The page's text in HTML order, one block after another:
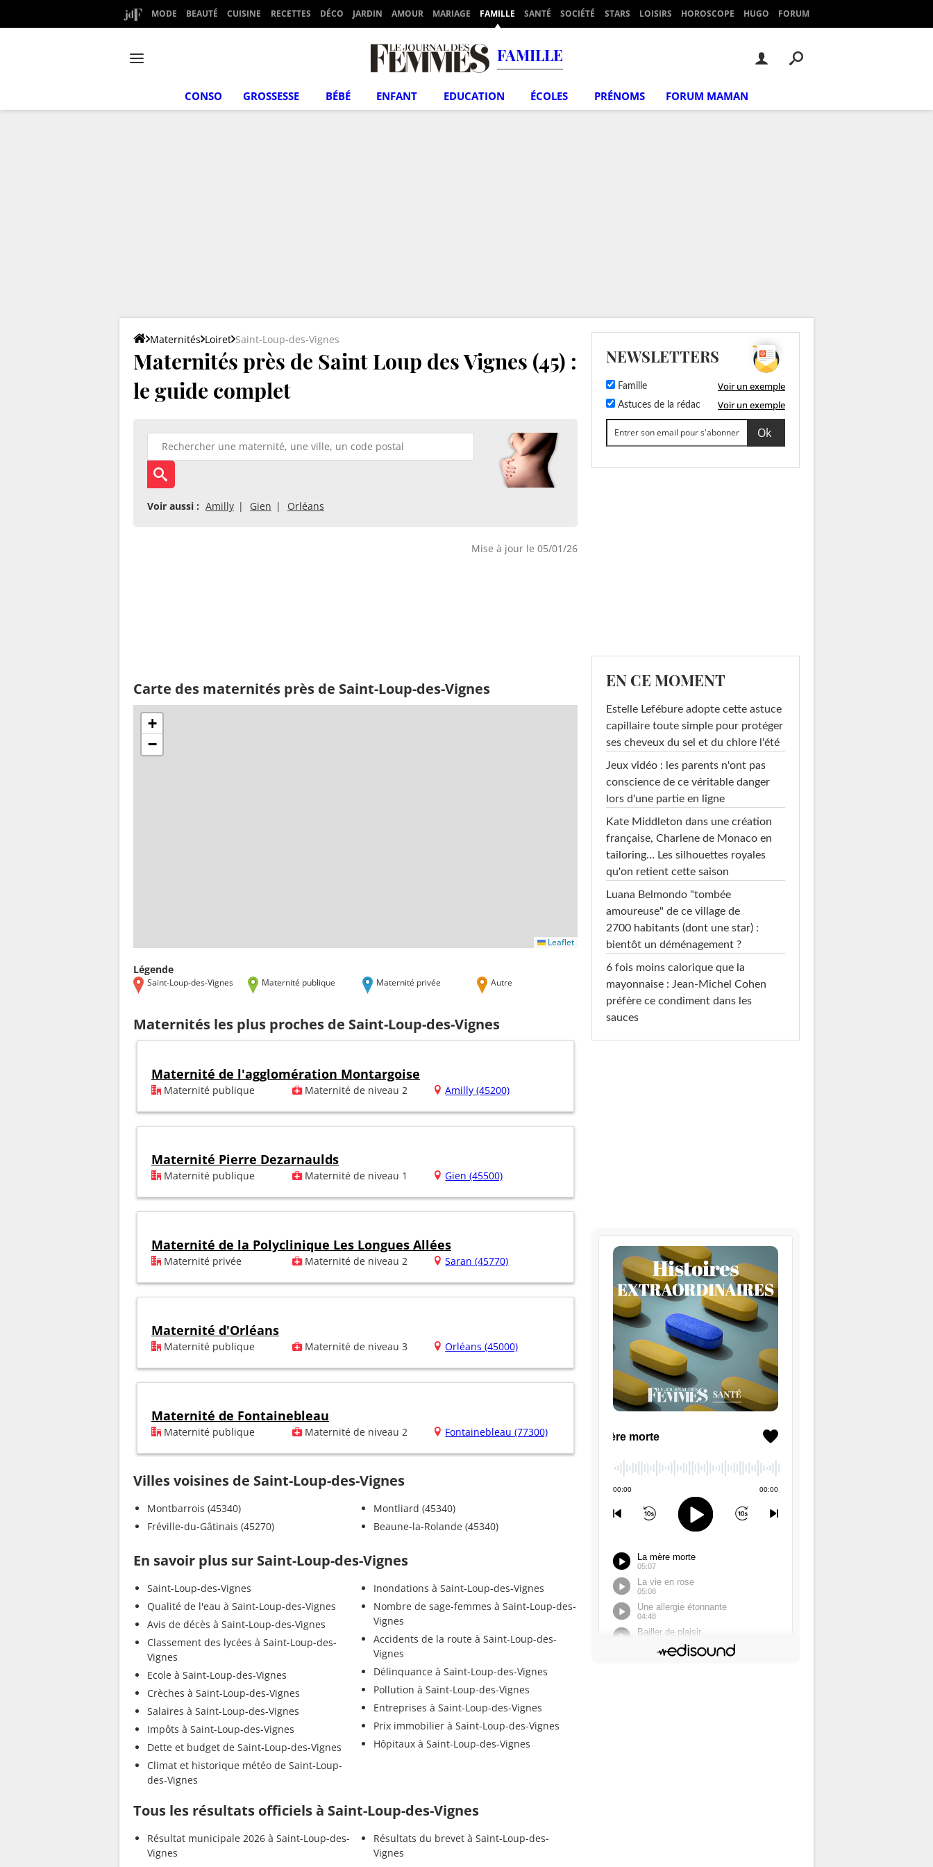
MODE BEAUTÉ CUISINE RECETTES DÉCO JARDIN AMOUR MARIAGE FAMILLE SANTÉ SOCIÉTÉ STARS LOISIRS HOROSCOPE HUGO FORUM
FAMILLE
CONSO GROSSESSE BÉBÉ ENFANT EDUCATION ÉCOLES PRÉNOMS FORUM MAMAN
Maternités Loiret Saint-Loup-des-Vignes
Maternités près de Saint Loup des Vignes (45) :
le guide complet
Voir aussi : Amilly Gien Orléans
Mise à jour le 05/01/26
Carte des maternités près de Saint-Loup-des-Vignes
+
−
Leaflet
Légende
Saint-Loup-des-Vignes Maternité publique Maternité privée Autre
Maternités les plus proches de Saint-Loup-des-Vignes
Maternité de l'agglomération Montargoise
Maternité publique Maternité de niveau 2 Amilly (45200)
Maternité Pierre Dezarnaulds
Maternité publique Maternité de niveau 1 Gien (45500)
Maternité de la Polyclinique Les Longues Allées
Maternité privée Maternité de niveau 2 Saran (45770)
Maternité d'Orléans
Maternité publique Maternité de niveau 3 Orléans (45000)
Maternité de Fontainebleau
Maternité publique Maternité de niveau 2 Fontainebleau (77300)
Villes voisines de Saint-Loup-des-Vignes
Montbarrois (45340)
Fréville-du-Gâtinais (45270)
Montliard (45340)
Beaune-la-Rolande (45340)
En savoir plus sur Saint-Loup-des-Vignes
Saint-Loup-des-Vignes
Qualité de l'eau à Saint-Loup-des-Vignes
Avis de décès à Saint-Loup-des-Vignes
Classement des lycées à Saint-Loup-des-
Vignes
Ecole à Saint-Loup-des-Vignes
Crèches à Saint-Loup-des-Vignes
Salaires à Saint-Loup-des-Vignes
Impôts à Saint-Loup-des-Vignes
Dette et budget de Saint-Loup-des-Vignes
Climat et historique météo de Saint-Loup-
des-Vignes
Inondations à Saint-Loup-des-Vignes
Nombre de sage-femmes à Saint-Loup-des-
Vignes
Accidents de la route à Saint-Loup-des-
Vignes
Délinquance à Saint-Loup-des-Vignes
Pollution à Saint-Loup-des-Vignes
Entreprises à Saint-Loup-des-Vignes
Prix immobilier à Saint-Loup-des-Vignes
Hôpitaux à Saint-Loup-des-Vignes
Tous les résultats officiels à Saint-Loup-des-Vignes
Résultat municipale 2026 à Saint-Loup-des-
Vignes
Résultats du brevet à Saint-Loup-des-
Vignes
NEWSLETTERS
Famille Voir un exemple
Astuces de la rédac Voir un exemple
EN CE MOMENT
Estelle Lefébure adopte cette astuce
capillaire toute simple pour protéger
ses cheveux du sel et du chlore l'été
Jeux vidéo : les parents n'ont pas
conscience de ce véritable danger
lors d'une partie en ligne
Kate Middleton dans une création
française, Charlene de Monaco en
tailoring… Les silhouettes royales
qu'on retient cette saison
Luana Belmondo "tombée
amoureuse" de ce village de
2700 habitants (dont une star) :
bientôt un déménagement ?
6 fois moins calorique que la
mayonnaise : Jean-Michel Cohen
préfère ce condiment dans les
sauces